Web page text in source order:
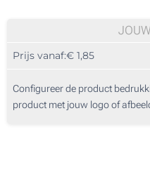
3 Kleuren (Aan een kant)
Borduren (Aan een kant)
Prijs vanaf:€ 1,85
Configureer de product
product met jouw logo of